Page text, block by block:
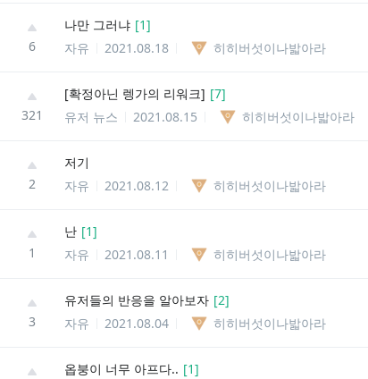
6
나만 그러냐 [1]
자유
2021.08.18 히히버섯이나밟아라
321
[확정아닌 렝가의 리워크] [7]
유저 뉴스
2021.08.15 히히버섯이나밟아라
2
저기
자유
2021.08.12 히히버섯이나밟아라
1
난 [1]
자유
2021.08.11 히히버섯이나밟아라
3
유저들의 반응을 알아보자 [2]
자유
2021.08.04 히히버섯이나밟아라
옵붕이 너무 아프다.. [1]